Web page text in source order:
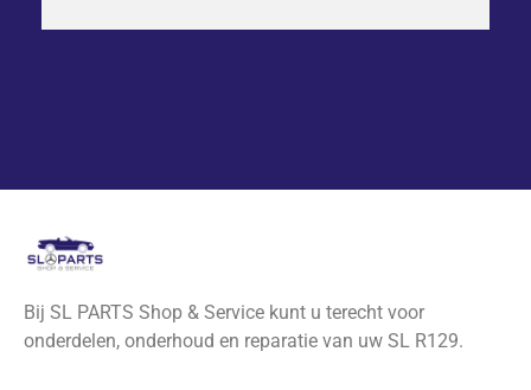
Bij SL PARTS Shop & Service kunt u terecht voor
onderdelen, onderhoud en reparatie van uw SL R129.